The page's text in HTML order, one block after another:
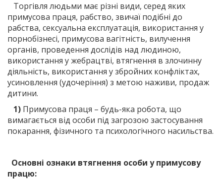
Торгівля людьми має різні види, серед яких
примусова праця, рабство, звичаї подібні до
рабства, сексуальна експлуатація, використання у
порнобізнесі, примусова вагітність, вилучення
органів, проведення дослідів над людиною,
використання у жебрацтві, втягнення в злочинну
діяльність, використання у збройних конфліктах,
усиновлення (удочеріння) з метою наживи, продаж
дитини.
1) Примусова праця – будь-яка робота, що
вимагається від особи під загрозою застосування
покарання, фізичного та психологічного насильства.
Основні ознаки втягнення особи у примусову
працю: